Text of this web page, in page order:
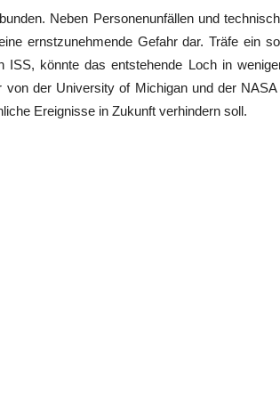
Neben Personenunfällen und
ernstzunehmende Gefahr dar. Träfe ein
ISS, könnte das entstehende Loch in
der University of Michigan und der
Ereignisse in Zukunft verhindern soll.